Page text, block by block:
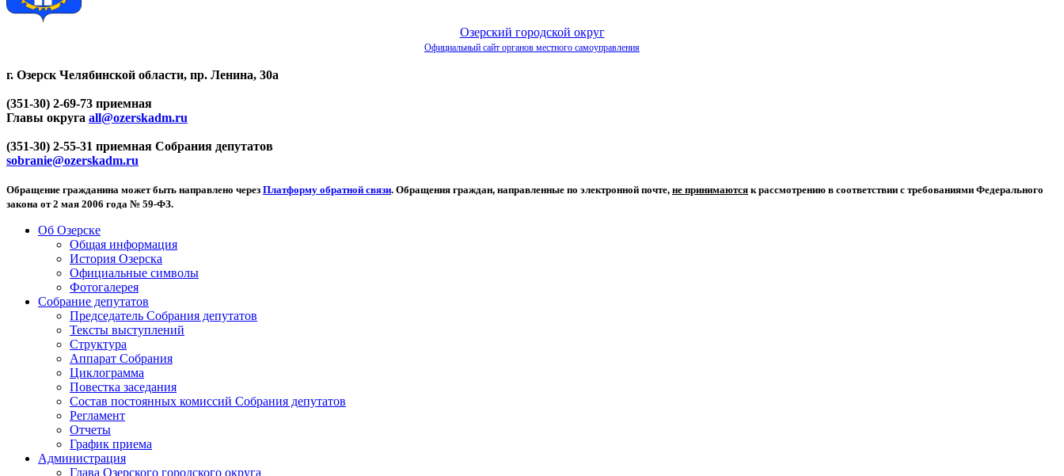
Озерский городской округ
Официальный сайт органов местного самоуправления
г. Озерск Челябинской области, пр. Ленина, 30а
(351-30) 2-69-73 приемная
Главы округа all@ozerskadm.ru
(351-30) 2-55-31 приемная Собрания депутатов
sobranie@ozerskadm.ru
Обращение гражданина может быть направлено через Платформу обратной связи. Обращения граждан, направленные по электронной почте, не принимаются к рассмотрению в соответствии с требованиями Федерального
закона от 2 мая 2006 года № 59-ФЗ.
Об Озерске
Общая информация
История Озерска
Официальные символы
Фотогалерея
Собрание депутатов
Председатель Собрания депутатов
Тексты выступлений
Структура
Аппарат Собрания
Циклограмма
Повестка заседания
Состав постоянных комиссий Собрания депутатов
Регламент
Отчеты
График приема
Администрация
Глава Озерского городского округа